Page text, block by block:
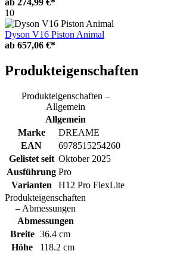
10
Dyson V16 Piston Animal
ab 657,06 €*
Produkteigenschaften
Produkteigenschaften –
Allgemein
Allgemein
Marke
DREAME
EAN
6978515254260
Gelistet seit Oktober 2025
Ausführung Pro
Varianten
H12 Pro FlexLite
Produkteigenschaften
– Abmessungen
Abmessungen
Breite 36.4 cm
Höhe
118.2 cm